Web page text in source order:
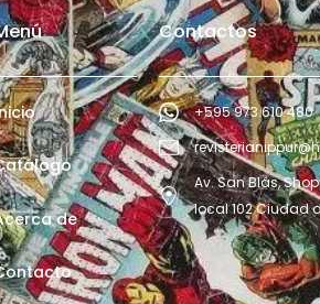
de
Contactos
+595 973 610 480
Av. San Blás,
local 102 Ciudad